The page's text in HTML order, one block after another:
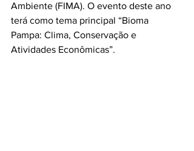
Ambiente (FIMA). O evento deste ano
terá como tema principal “Bioma
Pampa: Clima, Conservação e
Atividades Econômicas”.